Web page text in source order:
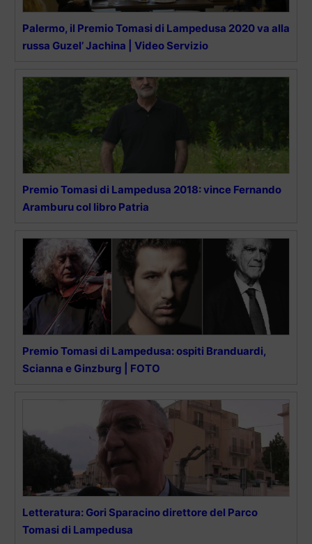
Palermo, il Premio Tomasi di Lampedusa 2020 va alla
russa Guzel’ Jachina | Video Servizio
Premio Tomasi di Lampedusa 2018: vince Fernando
Aramburu col libro Patria
Premio Tomasi di Lampedusa: ospiti Branduardi,
Scianna e Ginzburg | FOTO
Letteratura: Gori Sparacino direttore del Parco
Tomasi di Lampedusa